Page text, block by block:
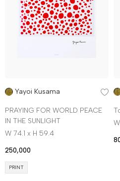
Yayoi Kusama
PRAYING FOR WORLD PEACE
IN THE SUNLIGHT
W 74.1 x H 59.4
250,000
PRINT